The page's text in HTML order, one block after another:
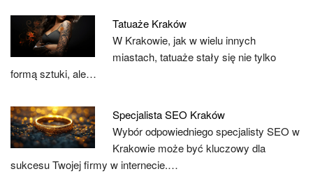
Tatuaże Kraków
W Krakowie, jak w wielu innych
miastach, tatuaże stały się nie tylko
formą sztuki, ale…
Specjalista SEO Kraków
Wybór odpowiedniego specjalisty SEO w
Krakowie może być kluczowy dla
sukcesu Twojej firmy w internecie.…